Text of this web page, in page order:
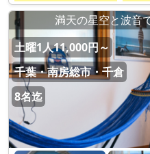
満天の星空と波音
土曜1人11,000円～
千葉・南房総市・千倉
8名迄